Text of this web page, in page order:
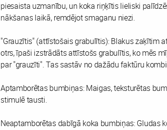
piesaista uzmanību, un koka riņķītis lieliski
nākšanas laikā, remdējot smaganu niezi.
"Grauzītis" (attīstošais grabulītis): Blakus zaķītim
otrs, īpaši izstrādāts attīstošs grabulītis, ko mēs
par "grauzīti". Tas sastāv no dažādu faktūru
Aptamborētas bumbiņas: Maigas, teksturētas
stimulē tausti.
Neaptamborētas dabīgā koka bumbiņas: Gludas